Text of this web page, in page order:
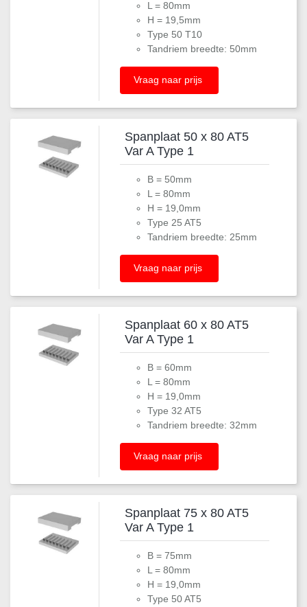
L = 80mm
H = 19,5mm
Type 50 T10
Tandriem breedte: 50mm
Vraag naar prijs
Spanplaat 50 x 80 AT5
Var A Type 1
B = 50mm
L = 80mm
H = 19,0mm
Type 25 AT5
Tandriem breedte: 25mm
Vraag naar prijs
Spanplaat 60 x 80 AT5
Var A Type 1
B = 60mm
L = 80mm
H = 19,0mm
Type 32 AT5
Tandriem breedte: 32mm
Vraag naar prijs
Spanplaat 75 x 80 AT5
Var A Type 1
B = 75mm
L = 80mm
H = 19,0mm
Type 50 AT5